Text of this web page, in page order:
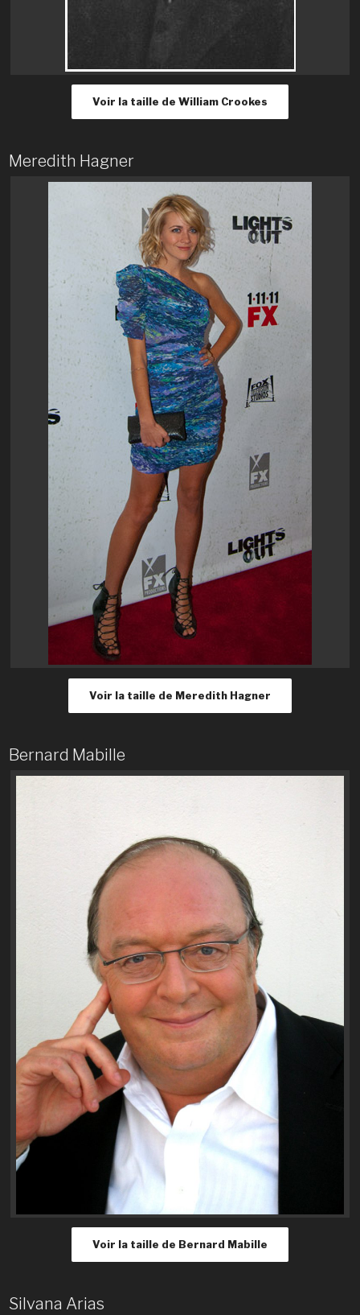
Voir la taille de William Crookes
Meredith Hagner
Voir la taille de Meredith Hagner
Bernard Mabille
Voir la taille de Bernard Mabille
Silvana Arias